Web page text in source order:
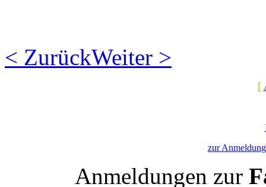
< ZurückWeiter >
[
zur
Anmeldungen zur